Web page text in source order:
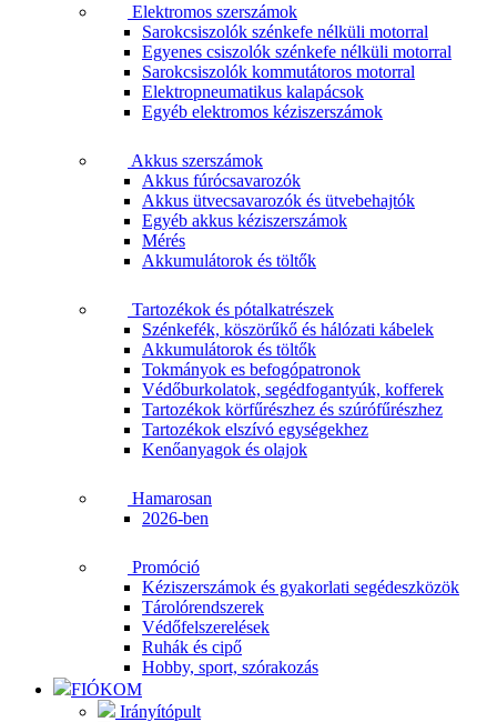
Elektromos szerszámok
Sarokcsiszolók szénkefe nélküli motorral
Egyenes csiszolók szénkefe nélküli motorral
Sarokcsiszolók kommutátoros motorral
Elektropneumatikus kalapácsok
Egyéb elektromos kéziszerszámok
Akkus szerszámok
Akkus fúrócsavarozók
Akkus ütvecsavarozók és ütvebehajtók
Egyéb akkus kéziszerszámok
Mérés
Akkumulátorok és töltők
Tartozékok és pótalkatrészek
Szénkefék, köszörűkő és hálózati kábelek
Akkumulátorok és töltők
Tokmányok es befogópatronok
Védőburkolatok, segédfogantyúk, kofferek
Tartozékok körfűrészhez és szúrófűrészhez
Tartozékok elszívó egységekhez
Kenőanyagok és olajok
Hamarosan
2026-ben
Promóció
Kéziszerszámok és gyakorlati segédeszközök
Tárolórendszerek
Védőfelszerelések
Ruhák és cipő
Hobby, sport, szórakozás
FIÓKOM
Irányítópult